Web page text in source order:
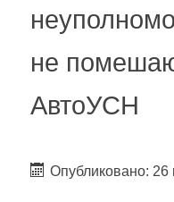
не
АвтоУСН
Опубликовано: